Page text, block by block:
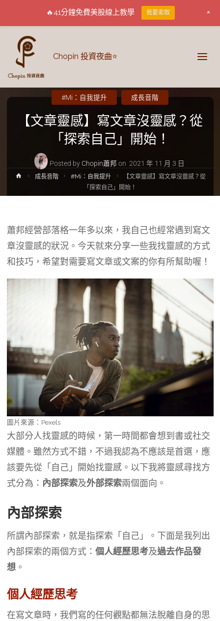
Chopin 投資夜曲⭐
【文章靈感】寫文章沒靈感？從
「探索自己」開始！
Posted by Chopin蕭邦 on 2021 年 11 月 3 日
#Mi：自我提升 成長音階
成長音階 #Mi：自我提升
【文章靈感】寫文章沒靈感？從
「探索自己」開始！
蕭邦經營部落格一年多以來，我自己也經常遇到寫文
章沒靈感的狀況。今天就來分享一些我找靈感的方式
和技巧，希望對需要寫文章或文案的你有所幫助喔！
圖片來源：Pexels
大部分人找靈感的時候，第一時間都會想到書或社交
媒體。雖然方式不錯，不過我認為不應該是首選，應
該要先從「自己」開始找靈感。以下我將靈感尋找方
式分為： 內部探索及外部探索兩個面向。
內部探索
所謂內部探索，就是指探索「自己」。下面是我列出
內部探索的兩個方式： 個人經歷思考及過去作品發
想。
個人經歷思考
在寫文章時，我們寫的任何觀點都無法脫離自身的思
🔥41分鐘免費美股線上教學 我要索取 +